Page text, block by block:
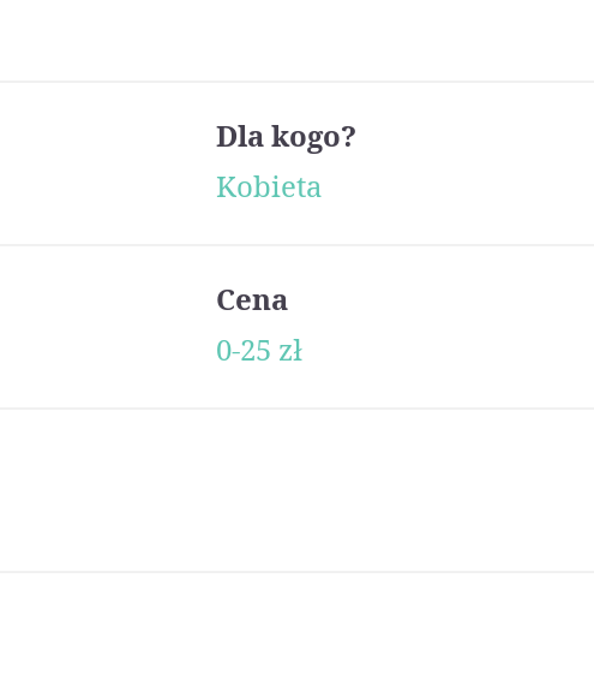
Dla kogo?
Kobieta
Cena
0-25 zł